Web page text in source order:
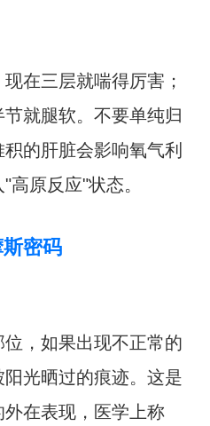
在三层就喘得厉害；
就腿软。不要单纯归
的肝脏会影响氧气利
高原反应"状态。
密码
，如果出现不正常的
光晒过的痕迹。这是
在表现，医学上称